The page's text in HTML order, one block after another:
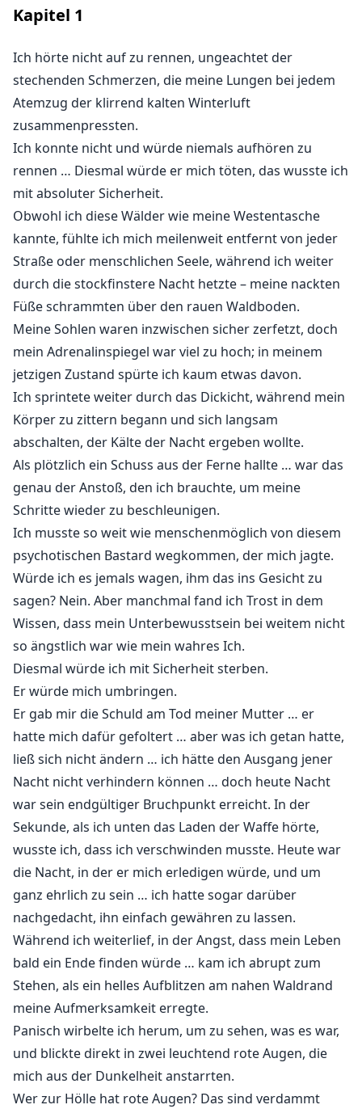
woraufhin ich sofort wegsehe.
Ähm... was meintest du damit, dass ich dein... äh, wie
war das Wort nochmal? Dein..." Ich verstumme,
während ich versuche, mich daran zu erinnern, was er
mich im Dorf genannt hatte.
"Gefährte?" beendet er den Satz, und ich nicke, als ich
mich kurz an das Wort erinnere.
Dani wurde von einem Dämon in eine fremde Welt
gebracht. Sie stand auf der Auktionsbühne und hatte
keine Hoffnung für ihr zukünftiges Leben. Doch der
Lykanerkönig kaufte sie und schenkte ihr ein neues
Traumleben.
Axel war der Lykanerkönig des gesamten Landes
Revnok. Er war stark und mächtig, aber man sagte, er
sei verflucht und ohne Gefährtin. Bis er eines Nachts
eine... menschliche Gefährtin kaufte, ein Mädchen,
nach dem er seit einem Jahrhundert gesucht hatte. Er
schwor, sie in dieser gefährlichen Welt zu beschützen.
Wie wird es weitergehen, wenn Feinde aus dem
Schatten hervortreten?
Was wird der Lykanerkönig tun, um seine Gefährtin
vor Gefahr zu schützen?
Lies die bezaubernde Geschichte, um es
herauszufinden!
Kapitel 1
Ich hörte nicht auf zu rennen, ungeachtet der
stechenden Schmerzen, die meine Lungen bei jedem
Atemzug der klirrend kalten Winterluft
zusammenpressten.
Ich konnte nicht und würde niemals aufhören zu
rennen … Diesmal würde er mich töten, das wusste ich
mit absoluter Sicherheit.
Obwohl ich diese Wälder wie meine Westentasche
kannte, fühlte ich mich meilenweit entfernt von jeder
Straße oder menschlichen Seele, während ich weiter
durch die stockfinstere Nacht hetzte – meine nackten
Füße schrammten über den rauen Waldboden.
Meine Sohlen waren inzwischen sicher zerfetzt, doch
mein Adrenalinspiegel war viel zu hoch; in meinem
jetzigen Zustand spürte ich kaum etwas davon.
Ich sprintete weiter durch das Dickicht, während mein
Körper zu zittern begann und sich langsam
abschalten, der Kälte der Nacht ergeben wollte.
Als plötzlich ein Schuss aus der Ferne hallte … war das
genau der Anstoß, den ich brauchte, um meine
Schritte wieder zu beschleunigen.
Ich musste so weit wie menschenmöglich von diesem
psychotischen Bastard wegkommen, der mich jagte.
Würde ich es jemals wagen, ihm das ins Gesicht zu
sagen? Nein. Aber manchmal fand ich Trost in dem
Wissen, dass mein Unterbewusstsein bei weitem nicht
so ängstlich war wie mein wahres Ich.
Diesmal würde ich mit Sicherheit sterben.
Er würde mich umbringen.
Er gab mir die Schuld am Tod meiner Mutter … er
hatte mich dafür gefoltert … aber was ich getan hatte,
ließ sich nicht ändern … ich hätte den Ausgang jener
Nacht nicht verhindern können … doch heute Nacht
war sein endgültiger Bruchpunkt erreicht. In der
Sekunde, als ich unten das Laden der Waffe hörte,
wusste ich, dass ich verschwinden musste. Heute war
die Nacht, in der er mich erledigen würde, und um
ganz ehrlich zu sein … ich hatte sogar darüber
nachgedacht, ihn einfach gewähren zu lassen.
Während ich weiterlief, in der Angst, dass mein Leben
bald ein Ende finden würde … kam ich abrupt zum
Stehen, als ein helles Aufblitzen am nahen Waldrand
meine Aufmerksamkeit erregte.
Panisch wirbelte ich herum, um zu sehen, was es war,
und blickte direkt in zwei leuchtend rote Augen, die
mich aus der Dunkelheit anstarrten.
Wer zur Hölle hat rote Augen? Das sind verdammt